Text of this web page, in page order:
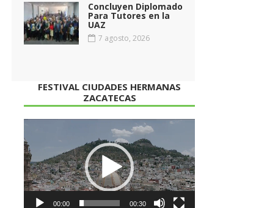
Concluyen Diplomado
Para Tutores en la
UAZ
7 agosto, 2026
FESTIVAL CIUDADES HERMANAS
ZACATECAS
de
vídeo
00:00 00:30